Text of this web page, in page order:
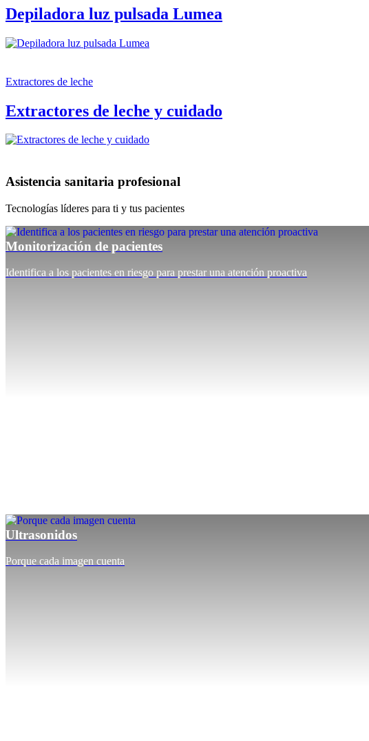
Depiladora luz pulsada Lumea
Extractores de leche
Extractores de leche y cuidado
Asistencia sanitaria profesional
Tecnologías líderes para ti y tus pacientes
Monitorización de pacientes
Identifica a los pacientes en riesgo para prestar una atención proactiva
Ultrasonidos
Porque cada imagen cuenta